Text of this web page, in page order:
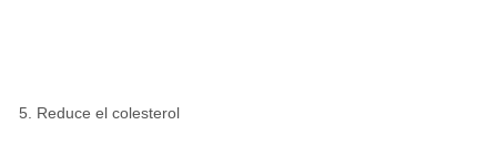
Reduce el colesterol